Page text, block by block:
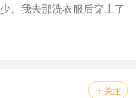
。我去那洗衣服后穿上了
 关注